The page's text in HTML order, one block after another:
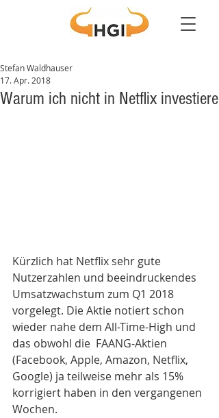
Warum ich nicht in Netflix investiere
Stefan Waldhauser
17. Apr. 2018
Kürzlich hat Netflix sehr gute
Nutzerzahlen und beeindruckendes
Umsatzwachstum zum Q1 2018
vorgelegt. Die Aktie notiert schon
wieder nahe dem All-Time-High und
das obwohl die  FAANG-Aktien
(Facebook, Apple, Amazon, Netflix,
Google) ja teilweise mehr als 15%
korrigiert haben in den vergangenen
Wochen.